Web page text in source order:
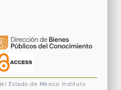
Estado de México Instituto